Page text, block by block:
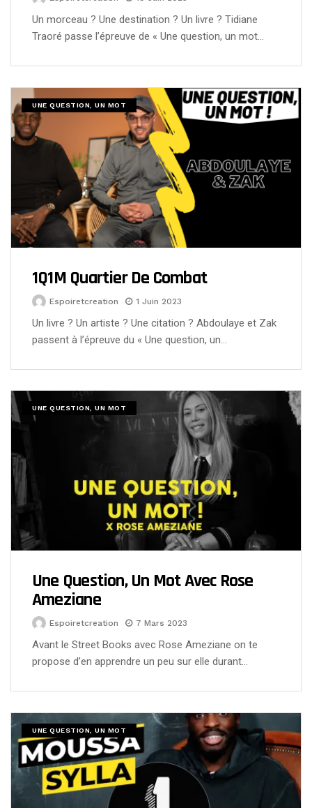
Un morceau ? Une destination ? Un livre ? Tidiane
Traoré passe l’épreuve de « Une question, un mot…
UNE QUESTION, UN MOT
1Q1M Quartier De Combat
Espoiretcreation 1 Juin 2023
Un livre ? Un artiste ? Une citation ? Abdoulaye et Zak
passent à l’épreuve du « Une question, un…
UNE QUESTION, UN MOT
Une Question, Un Mot Avec Rose
Ameziane
Espoiretcreation 7 Mars 2023
Avant le Street Books avec Rose Ameziane on te
propose d’en apprendre un peu sur elle durant…
UNE QUESTION, UN MOT